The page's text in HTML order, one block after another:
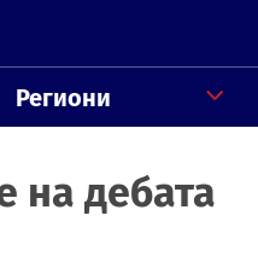
Региони
на дебата